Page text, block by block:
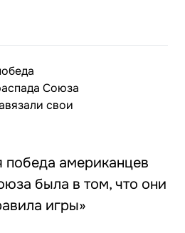
победа американцев
была в том, что они
игры»